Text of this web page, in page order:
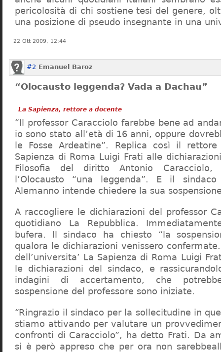
pericolosità di chi sostiene tesi del genere,
una posizione di pseudo insegnante in una
22 Ott 2009, 12:44
#2 Emanuel Baroz
“Olocausto leggenda? Vada a Dachau”
La Sapienza, rettore a docente
“Il professor Caracciolo farebbe bene ad
io sono stato all’età di 16 anni, oppure
le Fosse Ardeatine”. Replica così il rettore
Sapienza di Roma Luigi Frati alle
Filosofia del diritto Antonio
l’Olocausto “una leggenda”. E il
Alemanno intende chiedere la sua
A raccogliere le dichiarazioni del professor
quotidiano La Repubblica.
bufera. Il sindaco ha chiesto “la
qualora le dichiarazioni venissero
dell’universita’ La Sapienza di Roma Luigi
le dichiarazioni del sindaco, e
indagini di accertamento, che
sospensione del professore sono iniziate.
“Ringrazio il sindaco per la sollecitudine in
stiamo attivando per valutare un
confronti di Caracciolo”, ha detto Frati. Da
si è però appreso che per ora non